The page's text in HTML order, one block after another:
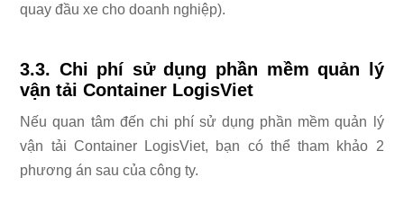
quay đầu xe cho doanh nghiệp).
3.3. Chi phí sử dụng phần mềm quản lý
vận tải Container LogisViet
Nếu quan tâm đến chi phí sử dụng phần mềm quản lý
vận tải Container LogisViet, bạn có thể tham khảo 2
phương án sau của công ty.